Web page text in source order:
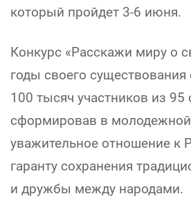
который пройдет 3-6 июня.
Конкурс «Расскажи миру о
годы своего
100 тысяч участников из 95
сформировав в
уважительное отношение к
гаранту сохранения
и дружбы между народами.